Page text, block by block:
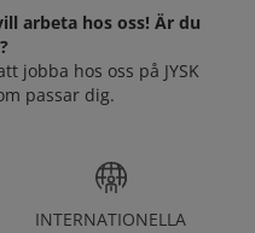
arbeta hos oss! Är du
jobba hos oss på JYSK
passar dig.
INTERNATIONELLA